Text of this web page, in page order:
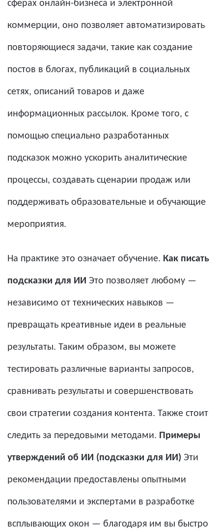
сферах онлайн-бизнеса и электронной
коммерции, оно позволяет автоматизировать
повторяющиеся задачи, такие как создание
постов в блогах, публикаций в социальных
сетях, описаний товаров и даже
информационных рассылок. Кроме того, с
помощью специально разработанных
подсказок можно ускорить аналитические
процессы, создавать сценарии продаж или
поддерживать образовательные и обучающие
мероприятия.
На практике это означает обучение. Как писать
подсказки для ИИ Это позволяет любому —
независимо от технических навыков —
превращать креативные идеи в реальные
результаты. Таким образом, вы можете
тестировать различные варианты запросов,
сравнивать результаты и совершенствовать
свои стратегии создания контента. Также стоит
следить за передовыми методами. Примеры
утверждений об ИИ (подсказки для ИИ) Эти
рекомендации предоставлены опытными
пользователями и экспертами в разработке
всплывающих окон — благодаря им вы быстро